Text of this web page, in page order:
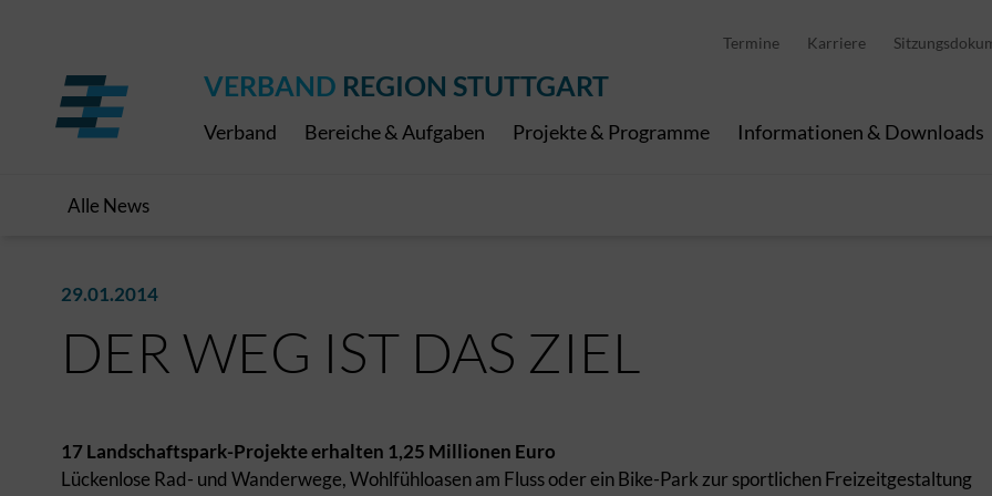
Termine Karriere
VERBAND REGION STUTTGART
Verband Bereiche & Aufgaben Projekte & Programme Informationen & Downloads
Alle News
29.01.2014
DER WEG IST DAS ZIEL
17 Landschaftspark-Projekte erhalten 1,25 Millionen Euro
Lückenlose Rad- und Wanderwege, Wohlfühloasen am Fluss oder ein Bike-Park zur sportlichen Freizeitgestaltung